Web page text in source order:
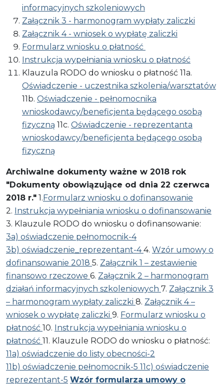
informacyjnych szkoleniowych
Załącznik 3 - harmonogram wypłaty zaliczki
Załącznik 4 - wniosek o wypłatę zaliczki
Formularz wniosku o płatność
Instrukcja wypełniania wniosku o płatność
Klauzula RODO do wniosku o płatność 11a.
Oświadczenie - uczestnika szkolenia/warsztatów
11b. Oświadczenie - pełnomocnika
wnioskodawcy/beneficjenta będącego osobą
fizyczną 11c. Oświadczenie - reprezentanta
wnioskodawcy/beneficjenta będącego osobą
fizyczną
Archiwalne dokumenty ważne w 2018 rok
"Dokumenty obowiązujące od dnia 22 czerwca
2018 r." 1.Formularz wniosku o dofinansowanie
2. Instrukcja wypełniania wniosku o dofinansowanie
3. Klauzule RODO do wniosku o dofinansowanie:
3a) oświadczenie pełnomocnik-4
3b) oświadczenie_reprezentant-44. Wzór umowy o
dofinansowanie 2018 5. Załącznik 1 – zestawienie
finansowo rzeczowe 6. Załącznik 2 – harmonogram
działań informacyjnych szkoleniowych 7. Załącznik 3
– harmonogram wypłaty zaliczki 8. Załącznik 4 –
wniosek o wypłatę zaliczki 9. Formularz wniosku o
płatność 10. Instrukcja wypełniania wniosku o
płatność 11. Klauzule RODO do wniosku o płatność:
11a) oświadczenie do listy obecności-2
11b) oświadczenie pełnomocnik-5 11c) oświadczenie
reprezentant-5 Wzór formularza umowy o